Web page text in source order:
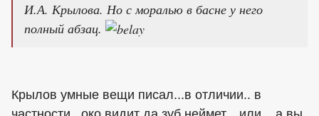
И.А. Крылова. Но с моралью в басне у него
полный абзац.
Крылов умные вещи писал...в отличии.. в